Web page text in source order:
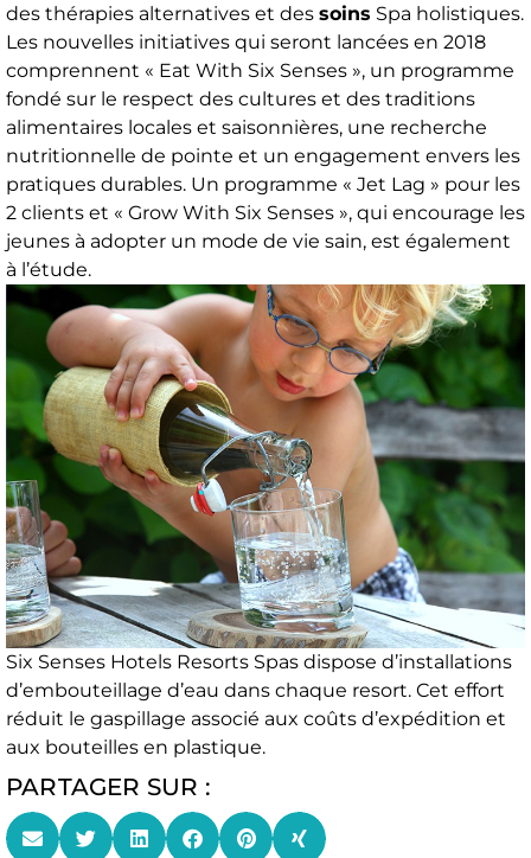
des thérapies alternatives et des soins Spa holistiques.
Les nouvelles initiatives qui seront lancées en 2018
comprennent « Eat With Six Senses », un programme
fondé sur le respect des cultures et des traditions
alimentaires locales et saisonnières, une recherche
nutritionnelle de pointe et un engagement envers les
pratiques durables. Un programme « Jet Lag » pour les
2 clients et « Grow With Six Senses », qui encourage les
jeunes à adopter un mode de vie sain, est également
à l’étude.
Six Senses Hotels Resorts Spas dispose d’installations
d’embouteillage d’eau dans chaque resort. Cet effort
réduit le gaspillage associé aux coûts d’expédition et
aux bouteilles en plastique.
PARTAGER SUR :